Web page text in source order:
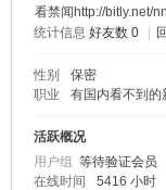
看禁闻http://bitly.net/
统计信息 好友数 0
性别 保密
职业
有国内看不到的
活跃概况
用户组 等待验证会员
在线时间
5416 小时